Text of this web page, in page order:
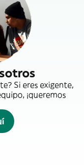
Si eres exigente,
¡queremos